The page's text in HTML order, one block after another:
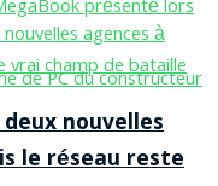
nouvelles
le réseau reste